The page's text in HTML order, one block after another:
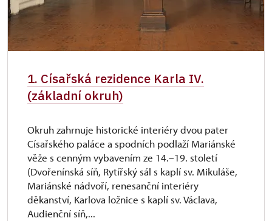
1. Císařská rezidence Karla IV.
(základní okruh)
Okruh zahrnuje historické interiéry dvou pater
Císařského paláce a spodních podlaží Mariánské
věže s cenným vybavením ze 14.–19. století
(Dvořenínská síň, Rytířský sál s kaplí sv. Mikuláše,
Mariánské nádvoří, renesanční interiéry
děkanství, Karlova ložnice s kaplí sv. Václava,
Audienční síň,...